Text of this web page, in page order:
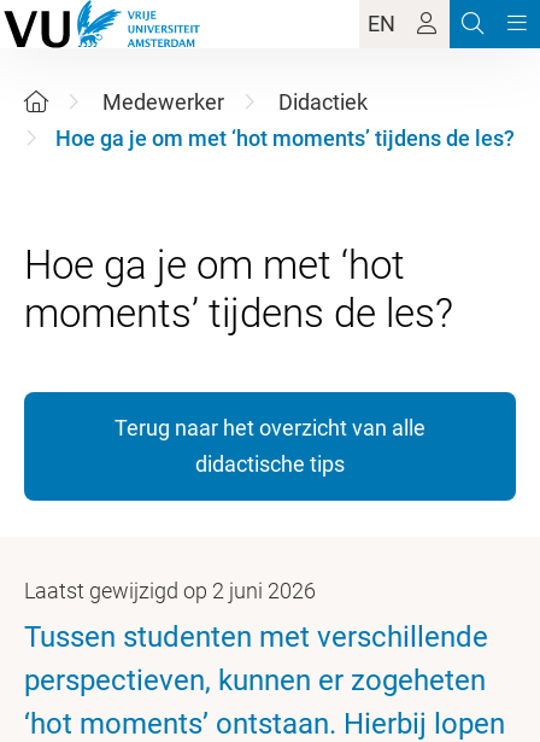
EN
Medewerker
Didactiek
Hoe ga je om met ‘hot moments’ tijdens de les?
Hoe ga je om met ‘hot
Terug naar het overzicht van alle
didactische tips
Laatst gewijzigd op 2 juni 2026
Tussen studenten met verschillende
perspectieven, kunnen er zogeheten
‘hot moments’ ontstaan. Hierbij lopen